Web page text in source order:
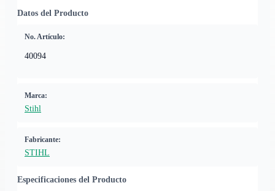
Datos del Producto
No. Artículo:
40094
Marca:
Stihl
Fabricante:
STIHL
Especificaciones del Producto